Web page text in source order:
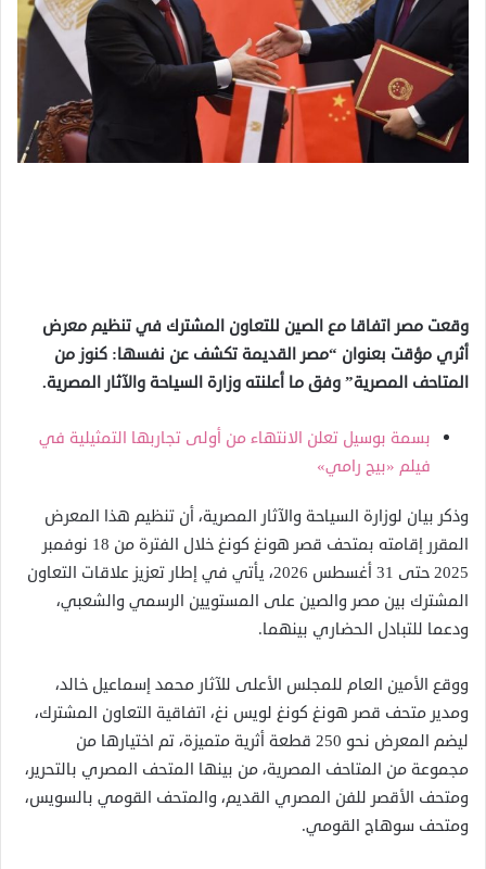
وقعت مصر اتفاقا مع الصين للتعاون المشترك في تنظيم معرض
أثري مؤقت بعنوان “مصر القديمة تكشف عن نفسها: كنوز من
المتاحف المصرية” وفق ما أعلنته وزارة السياحة والآثار المصرية.
بسمة بوسيل تعلن الانتهاء من أولى تجاربها التمثيلية في
فيلم «بيج رامي»
وذكر بيان لوزارة السياحة والآثار المصرية، أن تنظيم هذا المعرض
المقرر إقامته بمتحف قصر هونغ كونغ خلال الفترة من 18 نوفمبر
2025 حتى 31 أغسطس 2026، يأتي في إطار تعزيز علاقات التعاون
المشترك بين مصر والصين على المستويين الرسمي والشعبي،
ودعما للتبادل الحضاري بينهما.
ووقع الأمين العام للمجلس الأعلى للآثار محمد إسماعيل خالد،
ومدير متحف قصر هونغ كونغ لويس نغ، اتفاقية التعاون المشترك،
ليضم المعرض نحو 250 قطعة أثرية متميزة، تم اختيارها من
مجموعة من المتاحف المصرية، من بينها المتحف المصري بالتحرير،
ومتحف الأقصر للفن المصري القديم، والمتحف القومي بالسويس،
ومتحف سوهاج القومي.